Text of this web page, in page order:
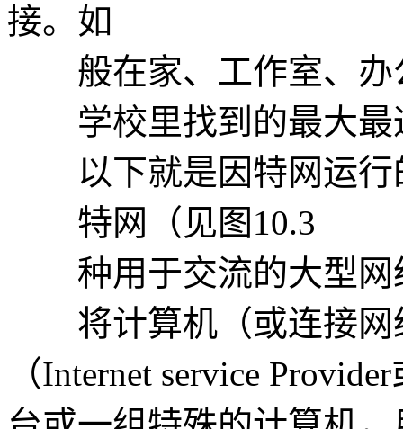
接。如
般在家、工作室、办
学校里找到的最大最
以下就是因特网运行
特网（见图10.3
种用于交流的大型网
将计算机（或连接网
（Internet service